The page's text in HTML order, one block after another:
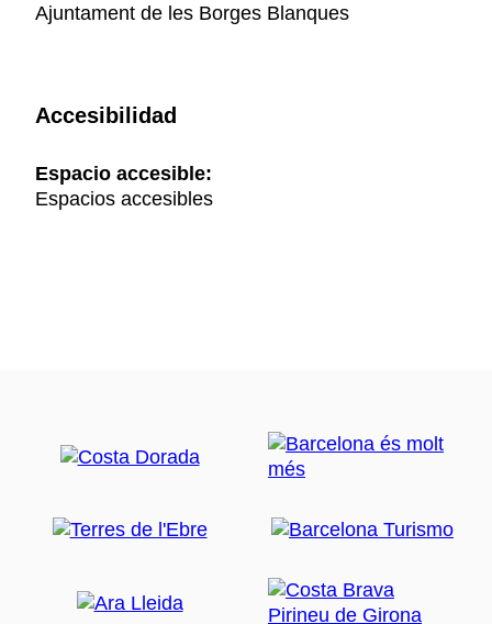
Ajuntament de les Borges Blanques
Accesibilidad
Espacio accesible:
Espacios accesibles